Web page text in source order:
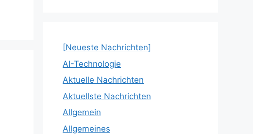
[Neueste Nachrichten]
AI-Technologie
Aktuelle Nachrichten
Aktuellste Nachrichten
Allgemein
Allgemeines